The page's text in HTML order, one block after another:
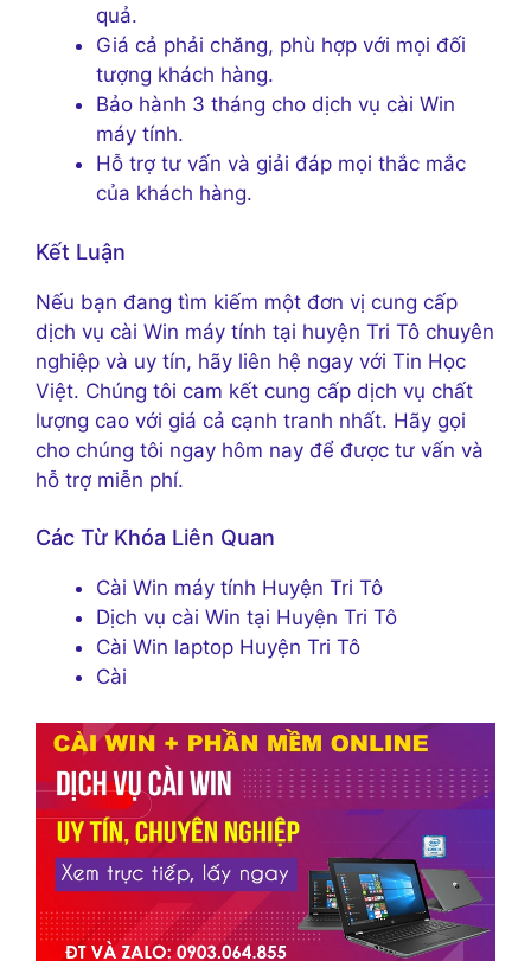
quả.
Giá cả phải chăng, phù hợp với mọi đối
tượng khách hàng.
Bảo hành 3 tháng cho dịch vụ cài Win
máy tính.
Hỗ trợ tư vấn và giải đáp mọi thắc mắc
của khách hàng.
Kết Luận
Nếu bạn đang tìm kiếm một đơn vị cung cấp
dịch vụ cài Win máy tính tại huyện Tri Tô chuyên
nghiệp và uy tín, hãy liên hệ ngay với Tin Học
Việt. Chúng tôi cam kết cung cấp dịch vụ chất
lượng cao với giá cả cạnh tranh nhất. Hãy gọi
cho chúng tôi ngay hôm nay để được tư vấn và
hỗ trợ miễn phí.
Các Từ Khóa Liên Quan
Cài Win máy tính Huyện Tri Tô
Dịch vụ cài Win tại Huyện Tri Tô
Cài Win laptop Huyện Tri Tô
Cài